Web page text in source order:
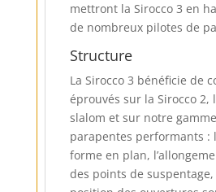
mettront la Sirocco 3 en
de nombreux pilotes de
Structure
La Sirocco 3 bénéficie de
éprouvés sur la Sirocco 2,
slalom et sur notre
parapentes performants :
forme en plan,
des points de